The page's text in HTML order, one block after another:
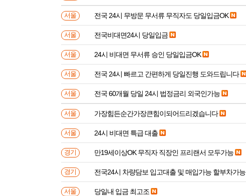
서울 전국 24시 무방문 무서류 무직자도 당일입금OK
서울 전국비대면24시 당일입금
서울 24시 비대면 무서류 승인 당일입금OK
서울 전국 24시 빠르고 간편하게 당일진행 도와드립니다
서울 전국 60개월 당일 24시 법정금리 외국인가능
서울 가장힘든순간가장큰힘이되어드리겠습니다
서울 24시 비대면 특급 대출
경기 만19세이상OK 무직자 직장인 프리랜서 모두가능
경기 전국24시 차량담보 입고대출 및 매입가능 할부차가능
서울 당일내 입금 최고조